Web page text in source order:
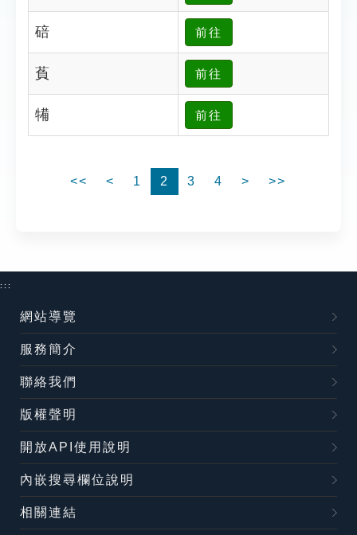
教學應用
貓頭鷹博士
碚 前往
萯 前往
犕 前往
<< < 1 2 3 4 > >>
:::
網站導覽
服務簡介
聯絡我們
版權聲明
開放API使用說明
內嵌搜尋欄位說明
相關連結